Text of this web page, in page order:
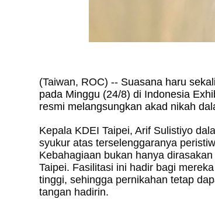
(Taiwan, ROC) -- Suasana haru
pada Minggu (24/8) di Indonesia
resmi melangsungkan akad nikah
Kepala KDEI Taipei, Arif Sulistiyo
syukur atas terselenggaranya
Kebahagiaan bukan hanya
Taipei. Fasilitasi ini hadir bagi
tinggi, sehingga pernikahan tetap
tangan hadirin.